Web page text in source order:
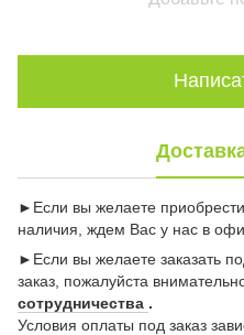
►Если вы желаете
наличия, ждем Вас у нас в
►Если вы желаете заказать
заказ, пожалуйста
сотрудничества .
Условия оплаты под заказ